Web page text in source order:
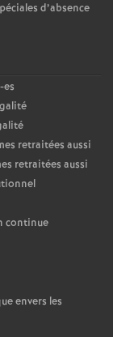
d’absence
retraitées aussi
retraitées aussi
continue
envers les